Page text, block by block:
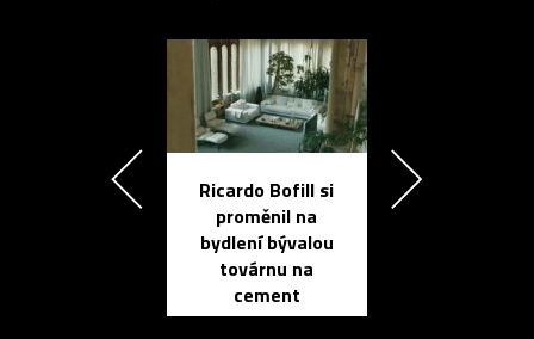
Ricardo Bofill si
proměnil na
bydlení bývalou
továrnu na
cement